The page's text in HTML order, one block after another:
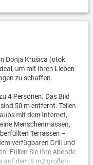
Donja Krušica (otok
um mit Ihren Lieben
zu schaffen.
4 Personen. Das Bild
50 m entfernt. Teilen
mit dem Internet,
Menschenmassen,
Terrassen –
verfügbaren Grill und
Füllen Sie Ihre Abende
auf dem 8 m2 großen